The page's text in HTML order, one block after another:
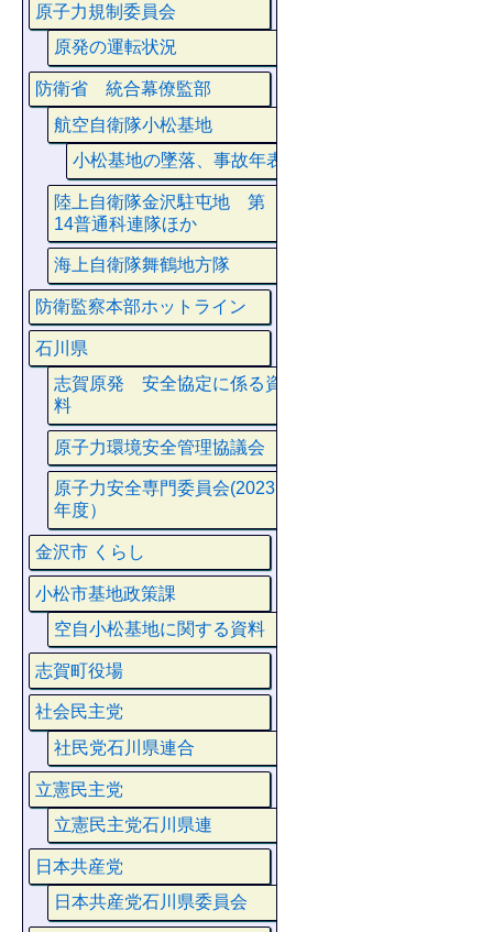
原子力規制委員会
原発の運転状況
防衛省 統合幕僚監部
航空自衛隊小松基地
小松基地の墜落、事故年表
陸上自衛隊金沢駐屯地 第
14普通科連隊ほか
海上自衛隊舞鶴地方隊
防衛監察本部ホットライン
石川県
志賀原発 安全協定に係る資
料
原子力環境安全管理協議会
原子力安全専門委員会(2023
年度）
金沢市 くらし
小松市基地政策課
空自小松基地に関する資料
志賀町役場
社会民主党
社民党石川県連合
立憲民主党
立憲民主党石川県連
日本共産党
日本共産党石川県委員会